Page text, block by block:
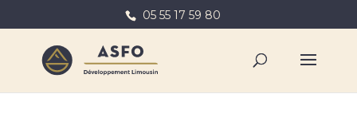
05 55 17 59 80